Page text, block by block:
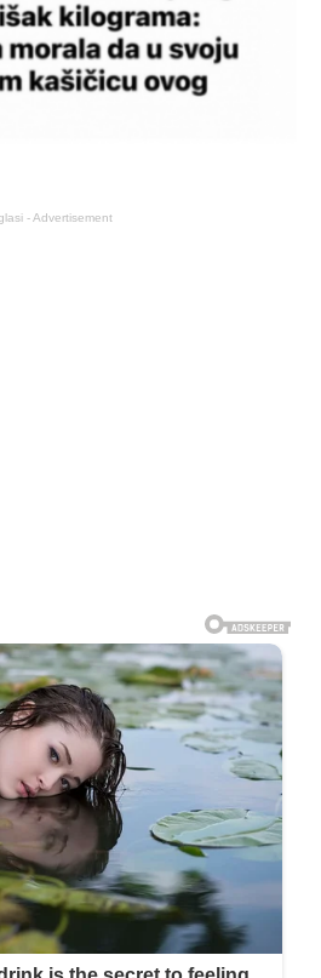
- Advertisement